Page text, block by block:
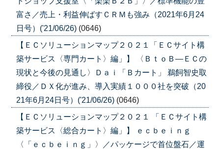
富さ／売上・利益伸ばすＣＲＭも強み（2021年6月24
日号）('21/06/26) (0646)
【ＥＣソリューションマップ２０２１「ＥＣサイト構
築サービス〈専門カート〉編」】 〈ＢｔｏＢ―ＥＣの
現状と今後の見通し〉Ｄａｉ「Ｂカート」 鵜飼智史取
締役／ＤＸ化が進み、導入実績１０００社を突破（20
21年6月24日号）('21/06/26) (0646)
【ＥＣソリューションマップ２０２１ 「ＥＣサイト構
築サービス〈総合カート〉編」】 ｅｃｂｅｉｎｇ
〈「ｅｃｂｅｉｎｇ」〉／パッケージで首位盤石／運